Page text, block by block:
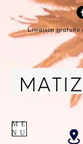
ME
NU
Livraison gratuite